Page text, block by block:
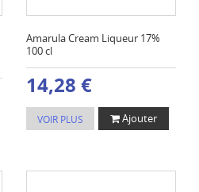
Amarula Cream Liqueur 17%
100 cl
14,28 €
VOIR PLUS Ajouter